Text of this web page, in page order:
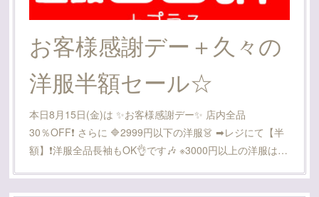
お客様感謝デー＋久々の
洋服半額セール☆
本日8月15日(金)は ✨️お客様感謝デー✨️ 店内全品
30％OFF❗️ さらに 🔷2999円以下の洋服👗 ➡レジにて【半
額】❗️洋服全品長袖もOK👌です🎶 ※3000円以上の洋服は…